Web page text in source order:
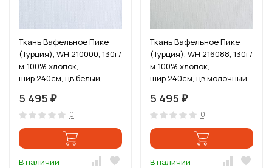
Ткань Вафельное Пике
(Турция), WH 210000, 130г/
м ,100% хлопок,
шир.240см, цв.белый,
5 495 ₽
0
В наличии
Ткань Вафельное Пике
(Турция), WH 216088, 130г/
м ,100% хлопок,
шир.240см, цв.молочный,
5 495 ₽
0
В наличии